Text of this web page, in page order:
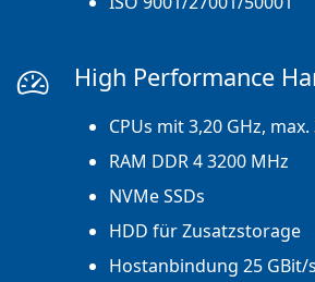
High Performance
CPUs mit 3,20 GHz, max.
RAM DDR 4 3200 MHz
NVMe SSDs
HDD für Zusatzstorage
Hostanbindung 25 GBit/s